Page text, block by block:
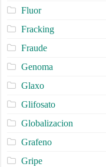
Fluor
Fracking
Fraude
Genoma
Glaxo
Glifosato
Globalizacion
Grafeno
Gripe